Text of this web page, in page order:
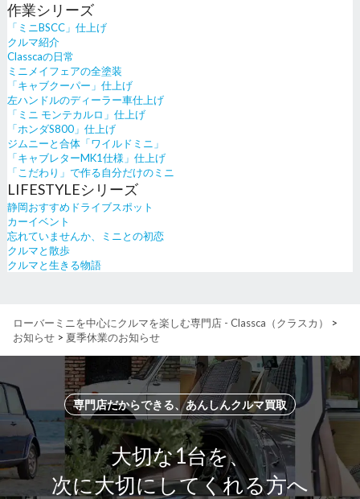
作業シリーズ
「ミニBSCC」仕上げ
クルマ紹介
Classcaの日常
ミニメイフェアの全塗装
「キャブクーパー」仕上げ
左ハンドルのディーラー車仕上げ
「ミニ モンテカルロ」仕上げ
「ホンダS800」仕上げ
ジムニーと合体「ワイルドミニ」
「キャブレターMK1仕様」仕上げ
「こだわり」で作る自分だけのミニ
LIFESTYLEシリーズ
静岡おすすめドライブスポット
カーイベント
忘れていませんか、ミニとの初恋
クルマと散歩
クルマと生きる物語
ローバーミニを中心にクルマを楽しむ専門店 - Classca（クラスカ）
>
お知らせ > 夏季休業のお知らせ
専門店だからできる、あんしんクルマ買取
大切な1台を、
次に大切にしてくれる方へ